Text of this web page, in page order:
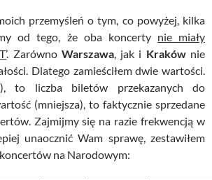
przemyśleń o tym, co powyżej, kilka
od tego, że oba koncerty nie miały
. Zarówno Warszawa, jak i Krakównie
Dlatego zamieściłem dwie wartości.
to liczba biletów przekazanych do
(mniejsza), to faktycznie sprzedane
Zajmijmy się na razie frekwencją w
unaocznić Wam sprawę, zestawiłem
na Narodowym: